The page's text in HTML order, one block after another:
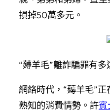
損掉50萬多元。
“薅羊毛”離詐騙罪有多
網絡時代，“薅羊毛”
熟知的消費情勢。許賓